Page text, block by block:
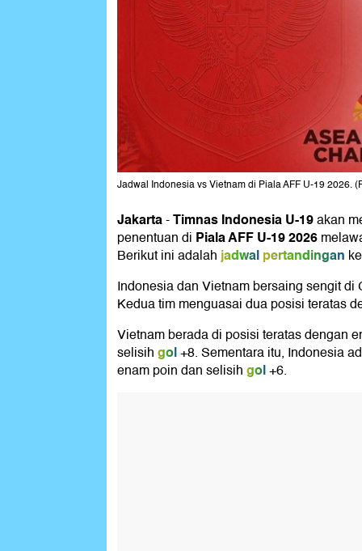
Jadwal Indonesia vs Vietnam di Piala AFF U-19 2026.
Jakarta-Timnas Indonesia U-19akan
penentuan di Piala AFF U-19 2026
Berikut ini adalahjadwalpertandingan
Indonesia dan Vietnam bersaing sengit di
Kedua tim menguasai dua posisi teratas
Vietnam berada di posisi teratas dengan
selisihgol+8. Sementara itu, Indonesia
enam poin dan selisihgol+6.